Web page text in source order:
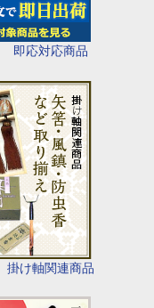
即応対応商品
掛け軸関連商品